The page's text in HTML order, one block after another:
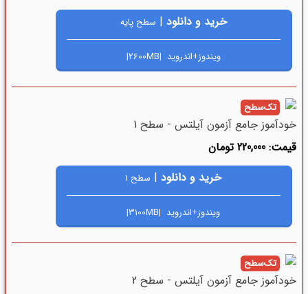
خرید و دانلود | سطح پایه
ویندوز+اندروید |2600MB|
تک‌سطح
خودآموز جامع آزمون آیلتس - سطح 1
قیمت: 220,000 تومان
خرید و دانلود| سطح 1
ویندوز+اندروید |3100MB|
تک‌سطح
خودآموز جامع آزمون آیلتس - سطح 2